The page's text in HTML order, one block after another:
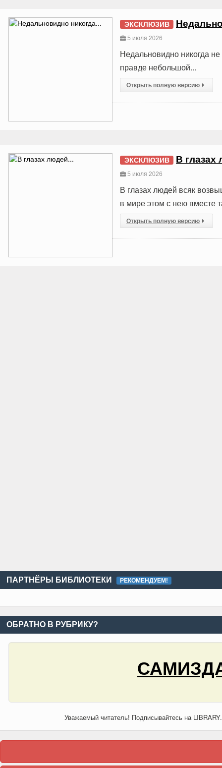
ЭКСКЛЮЗИВ
5 июля 2026
Недальновидно никогда
правде небольшой...
Открыть полную версию
ЭКСКЛЮЗИВ В глазах
5 июля 2026
В глазах людей всяк
в мире этом с нею вместе
Открыть полную версию
ПАРТНЁРЫ БИБЛИОТЕКИ РЕКОМЕНДУЕМ!
ОБРАТНО В РУБРИКУ?
Уважаемый читатель! Подписывайтесь на